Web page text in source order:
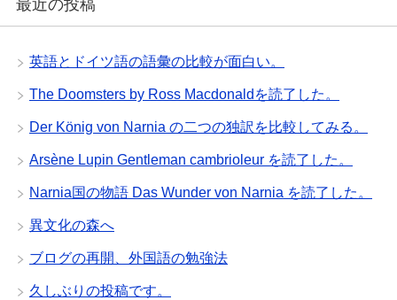
最近の投稿
英語とドイツ語の語彙の比較が面白い。
The Doomsters by Ross Macdonaldを読了した。
Der König von Narnia の二つの独訳を比較してみる。
Arsène Lupin Gentleman cambrioleur を読了した。
Narnia国の物語 Das Wunder von Narnia を読了した。
異文化の森へ
ブログの再開、外国語の勉強法
久しぶりの投稿です。